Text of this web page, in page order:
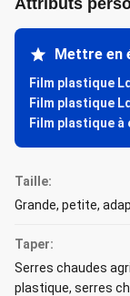
Attributs
Mettre en
Film plastique
Film plastique
Film plastique
Taille:
Grande, petite,
Taper:
Serres chaudes
plastique, serres